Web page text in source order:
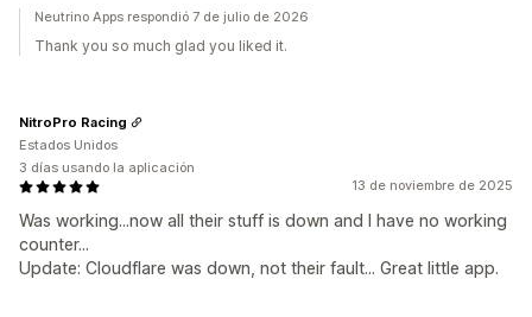
Neutrino Apps respondió 7 de julio de 2026
Thank you so much glad you liked it.
13 de noviembre de 2025
Was working...now all their stuff is down and I have no working
counter...
Update: Cloudflare was down, not their fault... Great little app.
NitroPro Racing
Estados Unidos
3 días usando la aplicación